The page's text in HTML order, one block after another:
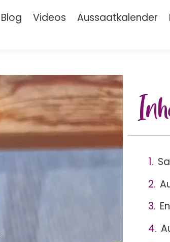
Blog Videos Aussaatkalender